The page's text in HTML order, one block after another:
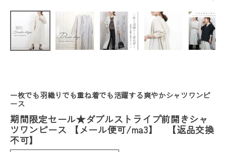
ピース 【メ
ール便可/ma
3】 【返品
交換不可】
ファッション雑貨
会員ステージ特典プログラムについて
一枚でも羽織りでも重ね着でも活躍する爽やかシャツワンピ
ース
期間限定セール★ダブルストライプ前開きシャ
ツワンピース 【メール便可/ma3】 【返品交換
不可】